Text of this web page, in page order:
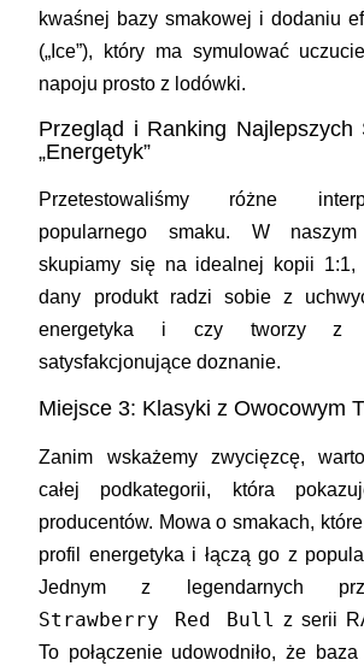
kwaśnej bazy smakowej i dodaniu
(„Ice”), który ma symulować
napoju prosto z lodówki.
Przegląd i Ranking Najlepszych
„Energetyk”
Przetestowaliśmy różne
popularnego smaku. W
skupiamy się na idealnej kopii
dany produkt radzi sobie z
energetyka i czy tworzy z
satysfakcjonujące doznanie.
Miejsce 3: Klasyki z Owocowym
Zanim wskażemy zwycięzcę,
całej podkategorii, która
producentów. Mowa o smakach,
profil energetyka i łączą go z
Jednym z legendarnych
Strawberry Red Bull z serii
To połączenie udowodniło, że